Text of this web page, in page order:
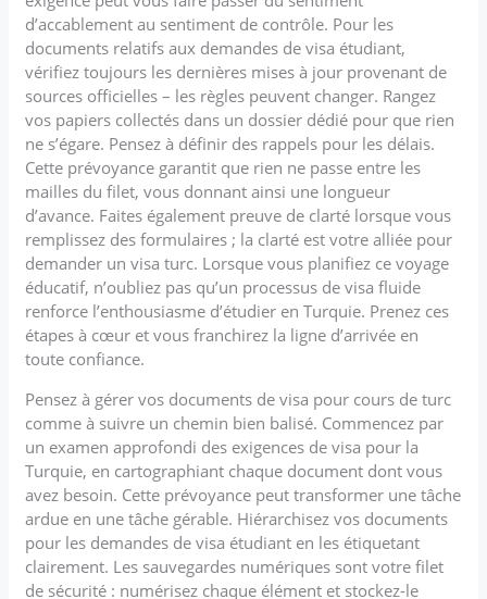
d’accablement au sentiment de contrôle. Pour les
documents relatifs aux demandes de visa étudiant,
vérifiez toujours les dernières mises à jour provenant de
sources officielles – les règles peuvent changer. Rangez
vos papiers collectés dans un dossier dédié pour que rien
ne s’égare. Pensez à définir des rappels pour les délais.
Cette prévoyance garantit que rien ne passe entre les
mailles du filet, vous donnant ainsi une longueur
d’avance. Faites également preuve de clarté lorsque vous
remplissez des formulaires ; la clarté est votre alliée pour
demander un visa turc. Lorsque vous planifiez ce voyage
éducatif, n’oubliez pas qu’un processus de visa fluide
renforce l’enthousiasme d’étudier en Turquie. Prenez ces
étapes à cœur et vous franchirez la ligne d’arrivée en
toute confiance.
Pensez à gérer vos documents de visa pour cours de turc
comme à suivre un chemin bien balisé. Commencez par
un examen approfondi des exigences de visa pour la
Turquie, en cartographiant chaque document dont vous
avez besoin. Cette prévoyance peut transformer une tâche
ardue en une tâche gérable. Hiérarchisez vos documents
pour les demandes de visa étudiant en les étiquetant
clairement. Les sauvegardes numériques sont votre filet
de sécurité : numérisez chaque élément et stockez-le